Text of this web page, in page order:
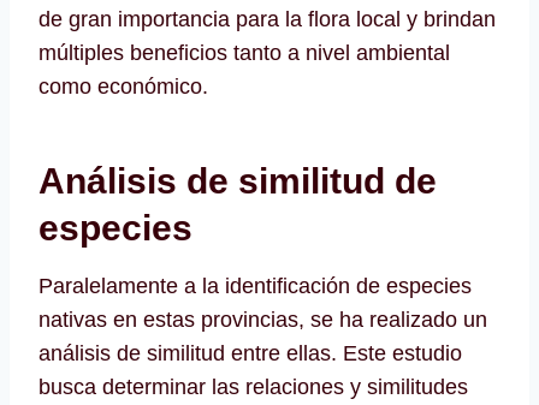
de gran importancia para la flora local y brindan
múltiples beneficios tanto a nivel ambiental
como económico.
Análisis de similitud de
especies
Paralelamente a la identificación de especies
nativas en estas provincias, se ha realizado un
análisis de similitud entre ellas. Este estudio
busca determinar las relaciones y similitudes